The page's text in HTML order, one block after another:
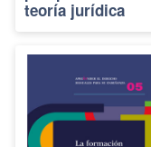
teoría jurídica